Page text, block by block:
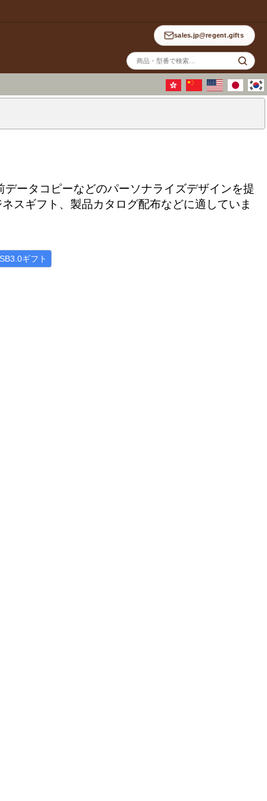
sales.jp@regent.gifts
サ
イ
ト
内
検
ータコピーなどのパーソナライズデザインを提
スギフト、製品カタログ配布などに適していま
ギフト